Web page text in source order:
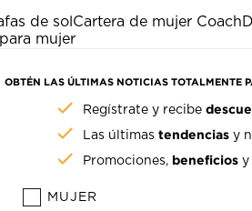
de sol Cartera de mujer Coach
mujer
OBTÉN LAS ÚLTIMAS NOTICIAS TOTALMENTE
Regístrate y recibe
Las últimastendencias y
Promociones, beneficios y
MUJER